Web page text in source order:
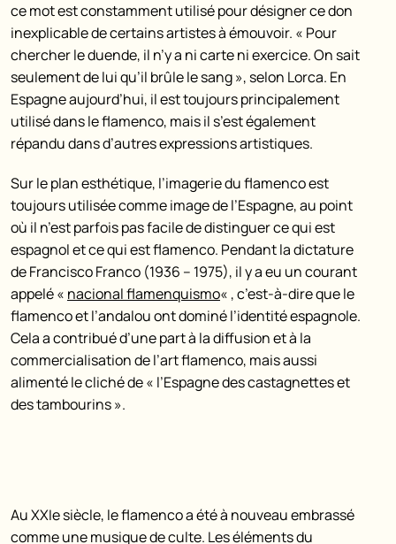
ce mot est constamment utilisé pour désigner ce don
inexplicable de certains artistes à émouvoir. « Pour
chercher le duende, il n’y a ni carte ni exercice. On sait
seulement de lui qu’il brûle le sang », selon Lorca. En
Espagne aujourd’hui, il est toujours principalement
utilisé dans le flamenco, mais il s’est également
répandu dans d’autres expressions artistiques.
Sur le plan esthétique, l’imagerie du flamenco est
toujours utilisée comme image de l’Espagne, au point
où il n’est parfois pas facile de distinguer ce qui est
espagnol et ce qui est flamenco. Pendant la dictature
de Francisco Franco (1936 – 1975), il y a eu un courant
appelé « nacional flamenquismo« , c’est-à-dire que le
flamenco et l’andalou ont dominé l’identité espagnole.
Cela a contribué d’une part à la diffusion et à la
commercialisation de l’art flamenco, mais aussi
alimenté le cliché de « l’Espagne des castagnettes et
des tambourins ».
Au XXIe siècle, le flamenco a été à nouveau embrassé
comme une musique de culte. Les éléments du